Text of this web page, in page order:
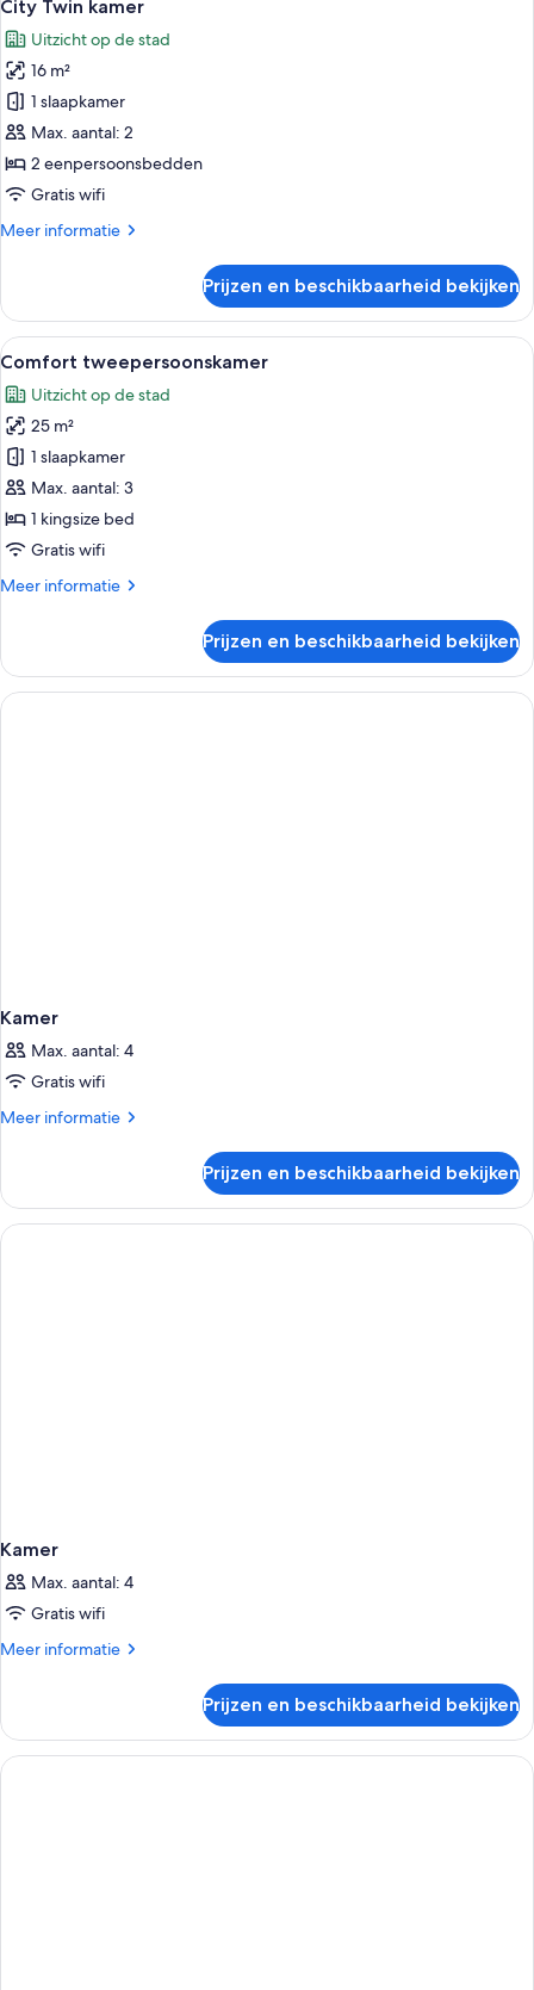
foto's
voor
City
Twin
kamer
laden
City Twin kamer
Uitzicht op de stad
16 m²
1 slaapkamer
Max. aantal: 2
2 eenpersoonsbedden
Gratis wifi
Meer informatie
Meer
Twin
kamer
Prijzen en beschikbaarheid bekijken
Alle
foto's
voor
Comfort
tweepersoonskamer
laden
Een hotelkamer met een groot bed,
22
Comfort tweepersoonskamer
Uitzicht op de stad
25 m²
1 slaapkamer
Max. aantal: 3
1 kingsize bed
Gratis wifi
Meer informatie
Meer
tweepersoonskamer
Prijzen en beschikbaarheid bekijken
Kamer
Max. aantal: 4
Gratis wifi
Meer informatie
Meer
Prijzen en beschikbaarheid bekijken
Kamer
Max. aantal: 4
Gratis wifi
Meer informatie
Meer
Prijzen en beschikbaarheid bekijken